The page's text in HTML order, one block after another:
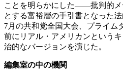
ことを明らかにした——批判的メ
とする富裕層の手引書となった
7月の共和党全国大会、プライム
前にリアル・アメリカンという
治的なバージョンを演じた。
編集室の中の機関